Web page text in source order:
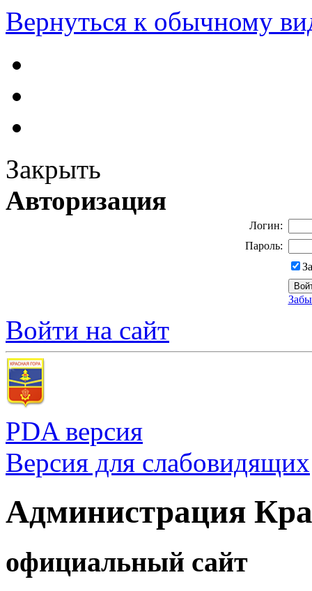
Вернуться к обычному
Закрыть
Авторизация
Логин:
Пароль:
Войти на сайт
PDA версия
Версия для слабовидящих
Администрация
официальный сайт